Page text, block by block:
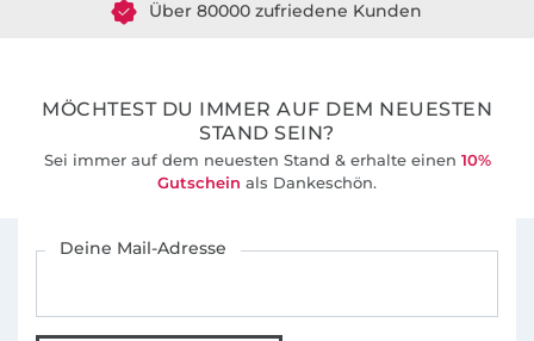
MÖCHTEST DU IMMER AUF DEM NEUESTEN
STAND SEIN?
Sei immer auf dem neuesten Stand & erhalte einen 10%
Gutschein als Dankeschön.
Deine Mail-Adresse